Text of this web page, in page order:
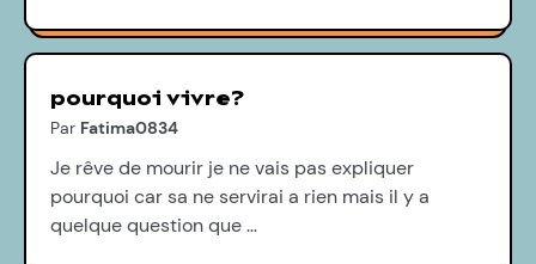
pourquoi vivre?
Par Fatima0834
Je rêve de mourir je ne vais pas expliquer
pourquoi car sa ne servirai a rien mais il y a
quelque question que …